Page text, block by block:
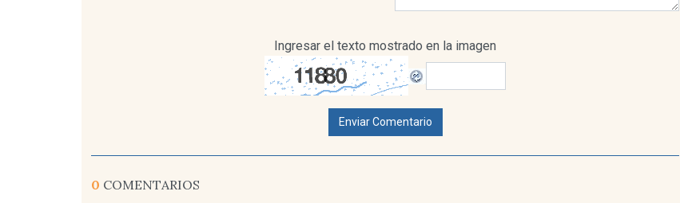
Ingresar el texto mostrado en la imagen
Enviar Comentario
0 COMENTARIOS